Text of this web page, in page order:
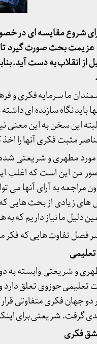
شروع مقایسه ای در
عزیمت بحث صورت گیرد تا
از انقلاب به دست آید.
ما سرمایه فکری و
باید نگاه سازنده ای
البته این سخن به این
مثبت فکری آنها را اخذ
مورد مطهری و شریعتی
من این است که اغلب
مراجعه به آرای آنها می
های زیادی از بحث هایی
دلیل ما نیاز داریم که
فصل تفاوت هایی که فکر
و شریعتی وابسته به
حوزوی تعلق دارد
در دو جهان فکری متفاوتی
جدی گرفت. شریعتی برای
فکری